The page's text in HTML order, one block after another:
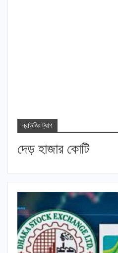
ব্রাউজিং ট্যাগ
দেড় হাজার কোটি